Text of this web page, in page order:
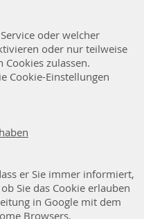
oder welcher
oder nur teilweise
zulassen.
Cookie-Einstellungen
er Sie immer informiert,
Sie das Cookie erlauben
in Google mit dem
Browsers.